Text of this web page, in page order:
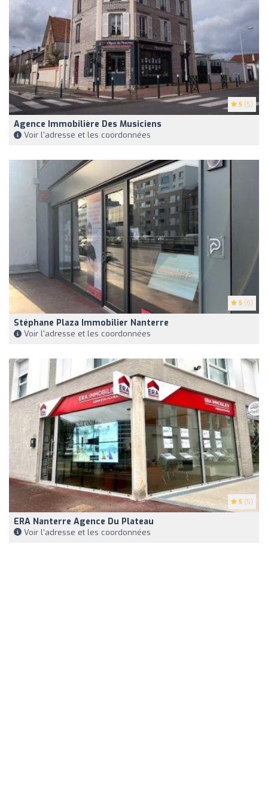
5 (5)
Agence Immobilière Des Musiciens
Voir l'adresse et les coordonnées
5 (5)
Stéphane Plaza Immobilier Nanterre
Voir l'adresse et les coordonnées
5 (5)
ERA Nanterre Agence Du Plateau
Voir l'adresse et les coordonnées